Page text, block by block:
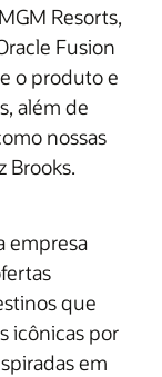
Resorts,
Fusion
o produto e
além de
nossas
Brooks.
empresa
que
icônicas por
em